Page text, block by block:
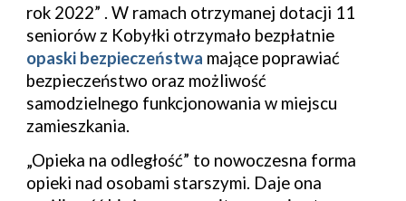
rok 2022” . W ramach otrzymanej dotacji 11
seniorów z Kobyłki otrzymało bezpłatnie
opaski bezpieczeństwa mające poprawiać
bezpieczeństwo oraz możliwość
samodzielnego funkcjonowania w miejscu
zamieszkania.
„Opieka na odległość” to nowoczesna forma
opieki nad osobami starszymi. Daje ona